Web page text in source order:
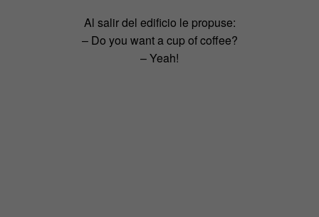
Al salir del edificio le propuse:
– Do you want a cup of coffee?
– Yeah!